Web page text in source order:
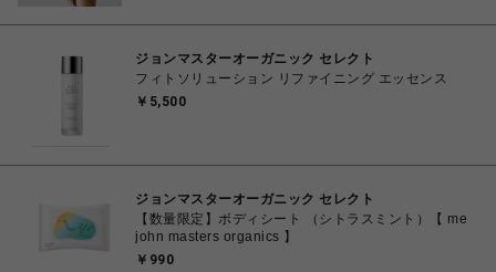
ジョンマスターオーガニック セレクト
フィトソリューション リファイニング エッセンス
￥5,500
ジョンマスターオーガニック セレクト
【数量限定】ボディシート （シトラスミント）【 me
john masters organics 】
￥990